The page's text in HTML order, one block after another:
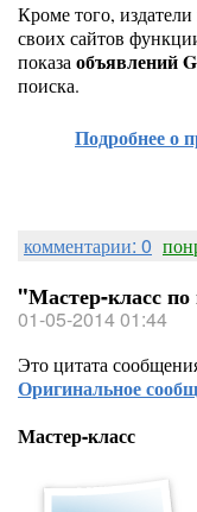
Кроме того,
своих сайтов
показа объявлений
поиска.
Подробнее о
комментарии: 0
"Мастер-класс
01-05-2014 01:44
Это цитата
Оригинальное
Мастер-класс